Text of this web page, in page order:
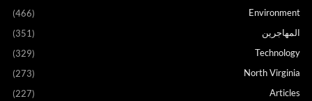
Environment
(466)
المهاجرين
(351)
Technology
(329)
North Virginia
(273)
Articles
(227)